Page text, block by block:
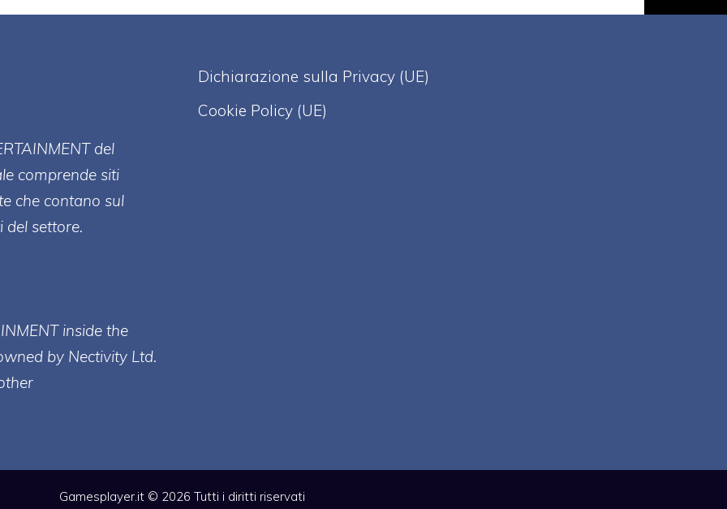
AINMENT del
comprende siti
che contano sul
del settore.
inside the
by Nectivity Ltd.
Dichiarazione sulla Privacy (UE)
Cookie Policy (UE)
Gamesplayer.it © 2026 Tutti i diritti riservati